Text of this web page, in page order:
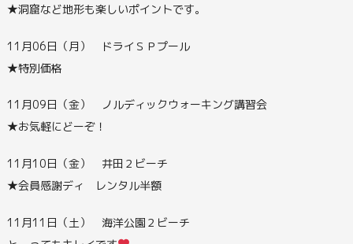
★洞窟など地形も楽しいポイントです。
11月06日（月） ドライＳＰプール
★特別価格
11月09日（金） ノルディックウォーキング講習会
★お気軽にどーぞ！
11月10日（金） 井田２ビーチ
★会員感謝ディ レンタル半額
11月11日（土） 海洋公園２ビーチ